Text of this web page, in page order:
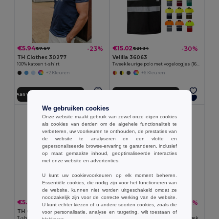
€5.94€7.67 -23%
TH Clothes 30277
100% katoen t-shirt
+2 Kleuren
Aan winkelwagen toevoegen
€15.02€21.34 -30%
Velilla 36063
Tweekleurige polo met vogeloogjes (160g/m²) met korte mouwen, van polyester (100%)
+6 Kleuren
€5.77 €6.95 -17%
TH Clothes 30311
€12.25 €19.08 -36%
TH Clothes 30141
We gebruiken cookies
Onze website maakt gebruik van zowel onze eigen cookies
als cookies van derden om de algehele functionaliteit te
verbeteren, uw voorkeuren te onthouden, de prestaties van
de website te analyseren en een vlotte en
gepersonaliseerde browse-ervaring te garanderen, inclusief
op maat gemaakte inhoud, geoptimaliseerde interacties
met onze website en advertenties.
U kunt uw cookievoorkeuren op elk moment beheren.
Essentiële cookies, die nodig zijn voor het functioneren van
de website, kunnen niet worden uitgeschakeld omdat ze
noodzakelijk zijn voor de correcte werking van de website.
U kunt echter kiezen of u andere soorten cookies, zoals die
voor personalisatie, analyse en targeting, wilt toestaan of